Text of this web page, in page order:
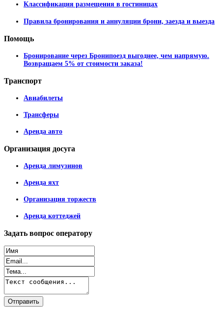
Классификация размещения в гостиницах
Правила бронирования и аннуляции брони, заезда и выезда
Помощь
Бронирование через Бронипоезд выгоднее, чем напрямую.
Возвращаем 5% от стоимости заказа!
Транспорт
Авиабилеты
Трансферы
Аренда авто
Организация досуга
Аренда лимузинов
Аренда яхт
Организация торжеств
Аренда коттеджей
Задать вопрос оператору